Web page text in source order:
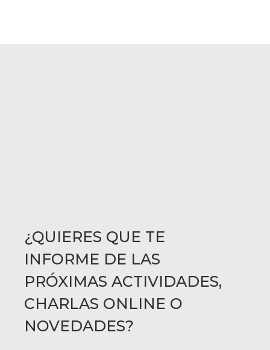
¿QUIERES QUE TE
INFORME DE LAS
PRÓXIMAS ACTIVIDADES,
CHARLAS ONLINE O
NOVEDADES?